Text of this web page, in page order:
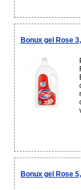
Bonux gel Rose
Bonux gel Rose